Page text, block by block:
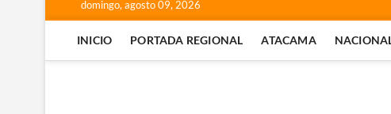
domingo, agosto 09, 2026
INICIO PORTADA REGIONAL ATACAMA